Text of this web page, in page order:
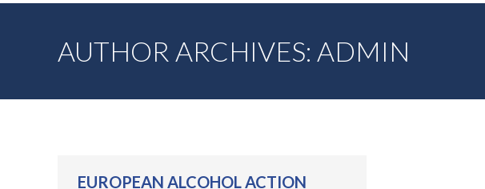
AUTHOR ARCHIVES: ADMIN
EUROPEAN ALCOHOL ACTION